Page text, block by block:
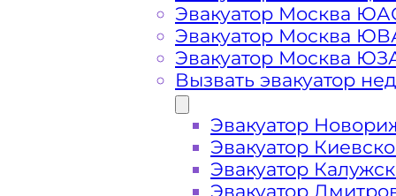
Богородском
шоссе
Эвакуатор Москва
Эвакуатор Москва
Эвакуатор Москва
Вызвать эвакуатор
Эвакуатор
Эвакуатор
Эвакуатор
Эвакуатор